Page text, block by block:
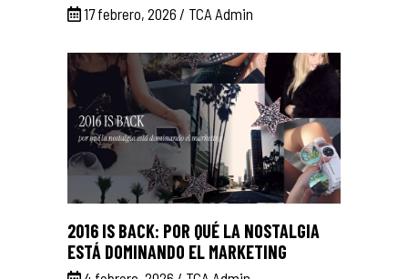
17 febrero, 2026 TCA Admin
2016 IS BACK: POR QUÉ LA NOSTALGIA
ESTÁ DOMINANDO EL MARKETING